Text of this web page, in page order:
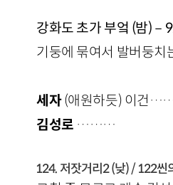
강화도 초가 부엌 (밤)－
기둥에 묶여서 발버둥치
세자(애원하듯) 이건……
김성로 ………
124. 저잣거리2 (낮) / 122씬